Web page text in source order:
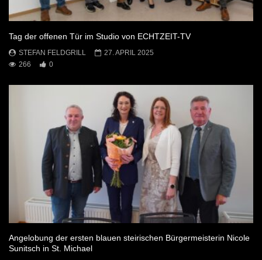
Tag der offenen Tür im Studio von ECHTZEIT-TV
STEFAN FELDGRILL
27. APRIL 2025
266
0
Angelobung der ersten blauen steirischen Bürgermeisterin Nicole
Sunitsch in St. Michael